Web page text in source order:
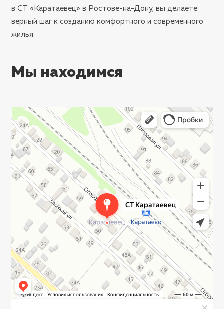
в СТ «Каратаевец» в Ростове-на-Дону, вы делаете
верный шаг к созданию комфортного и современного
жилья.
Мы находимся
Ростов‑на‑Дону
СТ Каратаевец — Яндекс Карты